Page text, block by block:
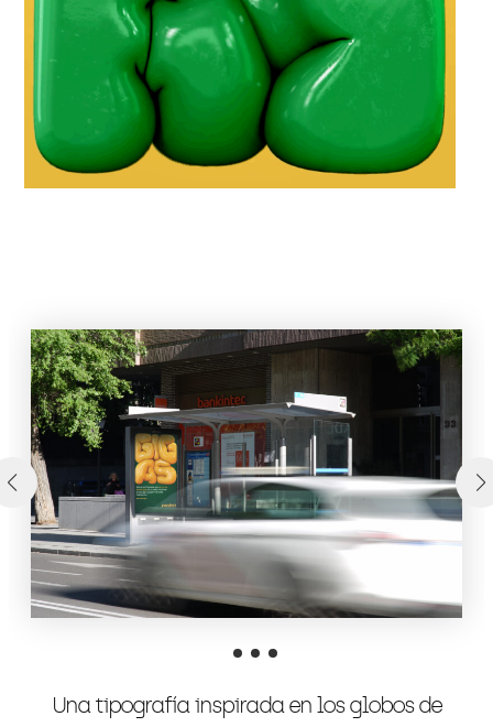
Una tipografía inspirada en los globos de